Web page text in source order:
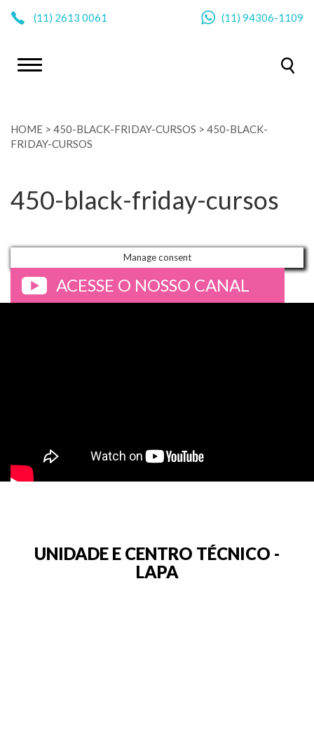
(11) 2613 0061 (11) 94306-1109
HOME > 450-BLACK-FRIDAY-CURSOS > 450-BLACK-
FRIDAY-CURSOS
450-black-friday-cursos
Manage consent
ACESSE O NOSSO CANAL
UNIDADE E CENTRO TÉCNICO -
LAPA